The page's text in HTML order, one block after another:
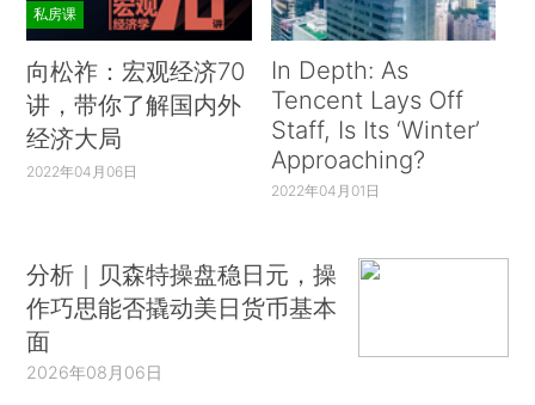
私房课
向松祚：宏观经济70
讲，带你了解国内外
经济大局
2022年04月06日
In Depth: As
Tencent Lays Off
Staff, Is Its ‘Winter’
Approaching?
2022年04月01日
分析｜贝森特操盘稳日元，操
作巧思能否撬动美日货币基本
面
2026年08月06日